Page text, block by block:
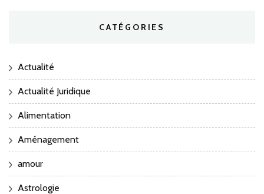
CATÉGORIES
Actualité
Actualité Juridique
Alimentation
Aménagement
amour
Astrologie